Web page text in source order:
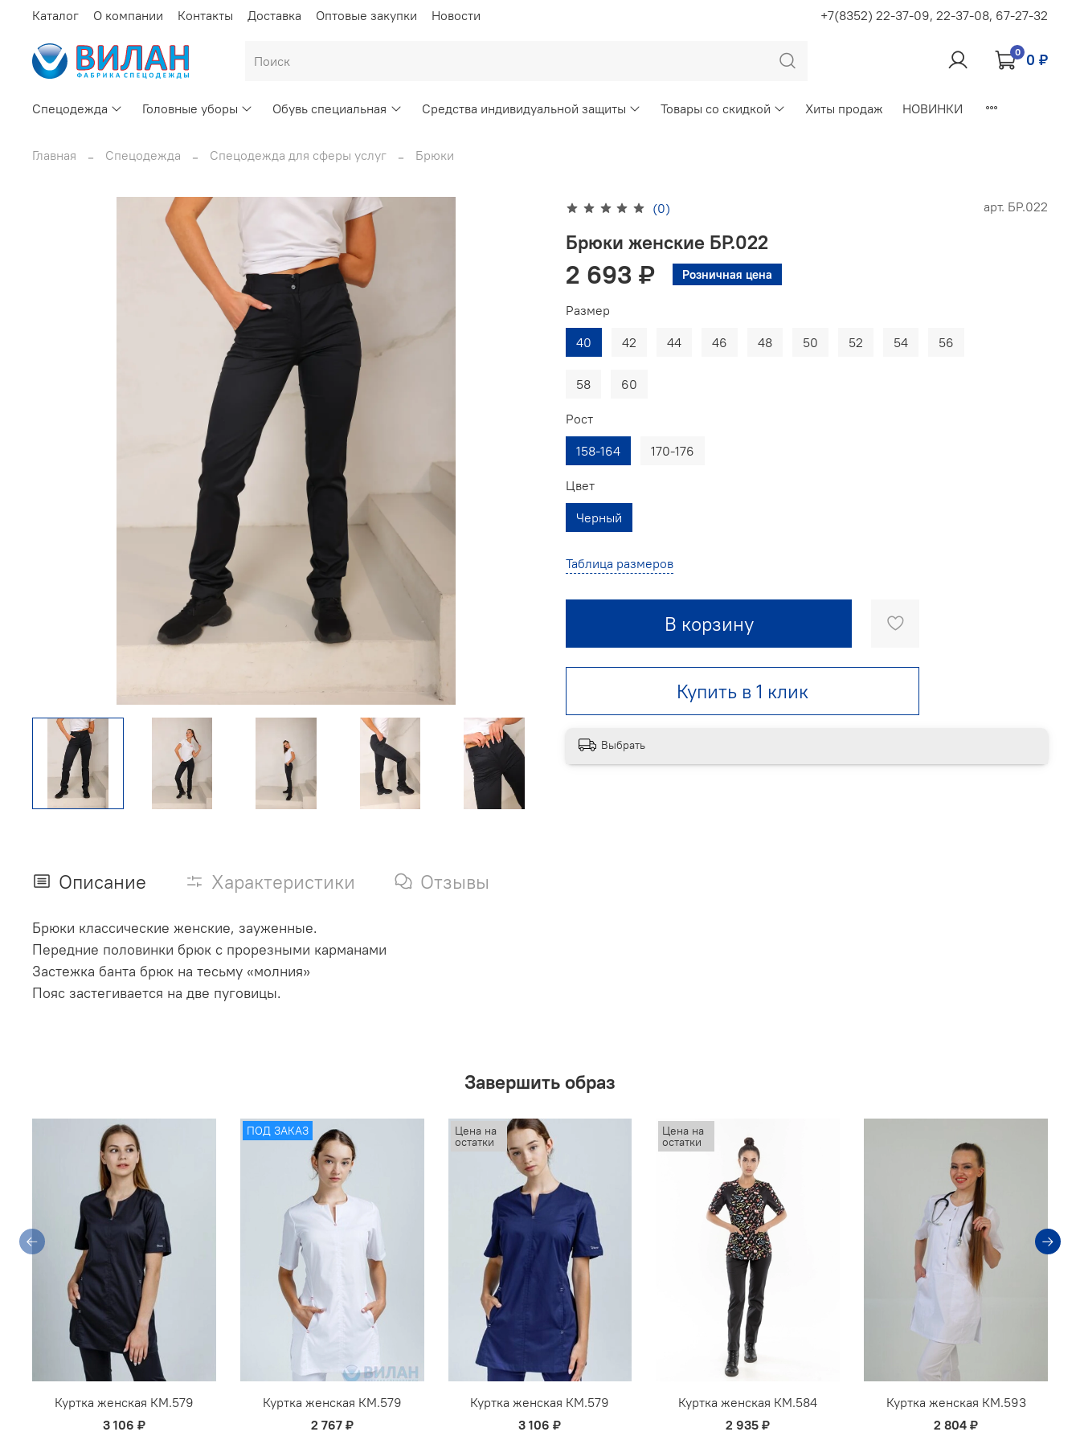
Каталог О компании Контакты Доставка Оптовые закупки Новости +7(8352) 22-37-09, 22-37-08, 67-27-32
0 0 ₽
Спецодежда Головные уборы Обувь специальная Средства индивидуальной защиты Товары со скидкой Хиты продаж НОВИНКИ
Главная Спецодежда Спецодежда для сферы услуг Брюки
(0) арт. БР.022
Брюки женские БР.022
2 693 ₽ Розничная цена
Таблица размеров
В корзину
Купить в 1 клик
Размер
40
42 44 46 48 50 52 54 56
58 60
Рост
158-164
170-176
Цвет
Черный
Выбрать
Описание Характеристики Отзывы
Брюки классические женские, зауженные.
Передние половинки брюк с прорезными карманами
Застежка банта брюк на тесьму «молния»
Пояс застегивается на две пуговицы.
Завершить образ
Куртка женская КМ.579
3 106 ₽
ПОД ЗАКАЗ
Куртка женская КМ.579
2 767 ₽
Цена на
остатки
Куртка женская КМ.579
3 106 ₽
Цена на
остатки
Куртка женская КМ.584
2 935 ₽
Куртка женская КМ.593
2 804 ₽